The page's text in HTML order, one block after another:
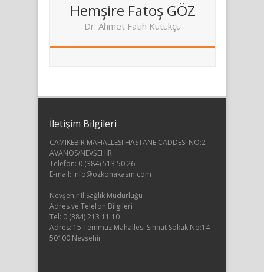
Hemşire Fatoş GÖZ
Dr. Ahmet Fatih Kütükçü
İletişim Bilgileri
CAMIKEBIR MAHALLESI HASTANE CADDESI NO:2
AVANOS/NEVŞEHİR
Telefon: 0 (384) 513 50 26
E-mail: info@ozkonakasm.com
Nevşehir İl Sağlık Müdürlüğü
Adres ve Telefon Bilgileri
Tel: 0 (384) 213 11 10
Adres: 15 Temmuz Mahallesi Sıhhat Sokak No:14
50100 Nevşehir